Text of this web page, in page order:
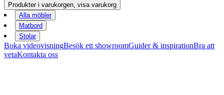
Produkter i varukorgen, visa varukorg
Alla möbler
Matbord
Stolar
Boka videovisningBesök ett showroomGuider & inspirationBra att
vetaKontakta oss